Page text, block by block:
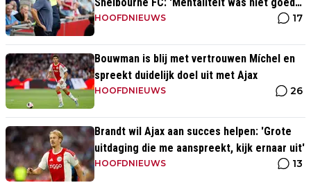
Shelbourne FC: 'Mentaliteit was niet goed
genoeg in de slotfase'
HOOFDNIEUWS 17
Bouwman is blij met vertrouwen Míchel en
spreekt duidelijk doel uit met Ajax
HOOFDNIEUWS 26
Brandt wil Ajax aan succes helpen: 'Grote
uitdaging die me aanspreekt, kijk ernaar uit'
HOOFDNIEUWS 13